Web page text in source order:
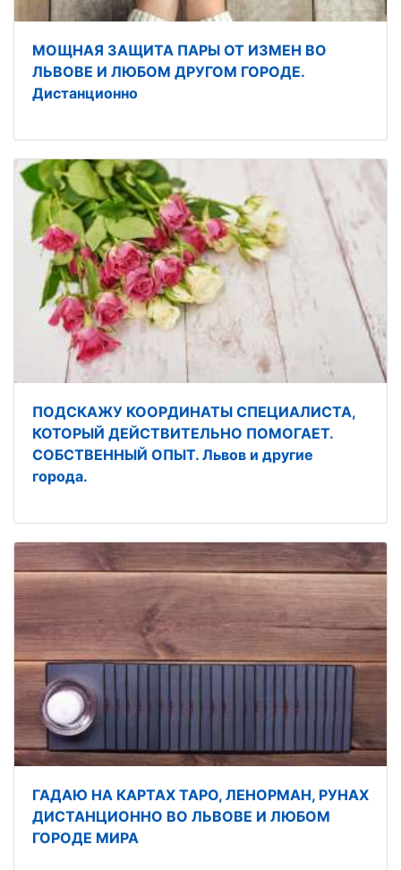
МОЩНАЯ ЗАЩИТА ПАРЫ ОТ ИЗМЕН ВО
ЛЬВОВЕ И ЛЮБОМ ДРУГОМ ГОРОДЕ.
Дистанционно
ПОДСКАЖУ КООРДИНАТЫ СПЕЦИАЛИСТА,
КОТОРЫЙ ДЕЙСТВИТЕЛЬНО ПОМОГАЕТ.
СОБСТВЕННЫЙ ОПЫТ. Львов и другие
города.
ГАДАЮ НА КАРТАХ ТАРО, ЛЕНОРМАН, РУНАХ
ДИСТАНЦИОННО ВО ЛЬВОВЕ И ЛЮБОМ
ГОРОДЕ МИРА